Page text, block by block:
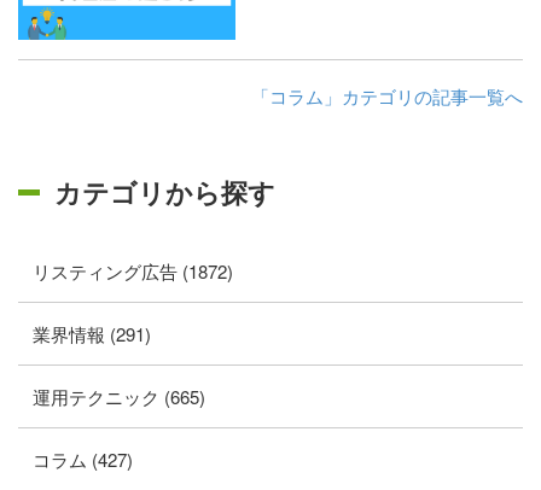
「コラム」カテゴリの記事一覧へ
カテゴリから探す
リスティング広告 (1872)
業界情報 (291)
運用テクニック (665)
コラム (427)